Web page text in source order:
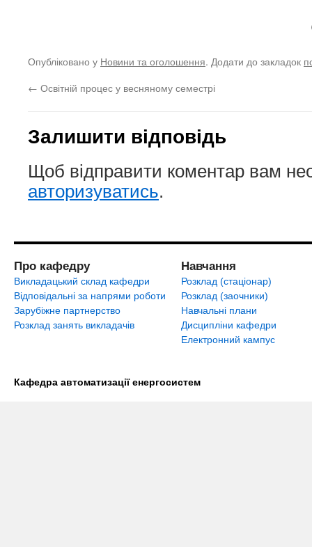
Опубліковано у Новини та оголошення. Додати до закладок
← Освітній процес у весняному семестрі
Залишити відповідь
Щоб відправити коментар вам
авторизуватись.
Про кафедру
Викладацький склад кафедри
Відповідальні за напрями роботи
Зарубіжне партнерство
Розклад занять викладачів
Навчання
Розклад (стаціонар)
Розклад (заочники)
Навчальні плани
Дисципліни кафедри
Електронний кампус
Кафедра автоматизації енергосистем